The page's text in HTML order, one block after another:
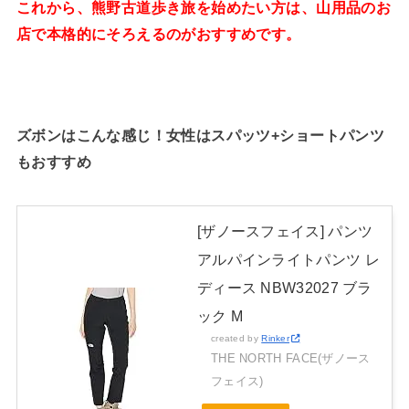
これから、熊野古道歩き旅を始めたい方は、山用品のお
店で本格的にそろえるのがおすすめです。
ズボンはこんな感じ！女性はスパッツ+ショートパンツ
もおすすめ
[ザノースフェイス] パンツ
アルパインライトパンツ レ
ディース NBW32027 ブラ
ック M
created byRinker
THE NORTH FACE(ザノース
フェイス)